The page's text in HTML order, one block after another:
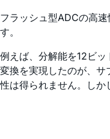
フラッシュ型ADCの高
す。
例えば、分解能を12ビ
変換を実現したのが、
性は得られません。しか